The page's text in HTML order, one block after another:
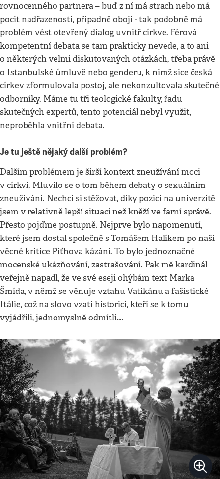
rovnocenného partnera – buď z ní má strach nebo má
pocit nadřazenosti, případně obojí - tak podobně má
problém vést otevřený dialog uvnitř církve. Férová
kompetentní debata se tam prakticky nevede, a to ani
o některých velmi diskutovaných otázkách, třeba právě
o Istanbulské úmluvě nebo genderu, k nimž sice česká
církev zformulovala postoj, ale nekonzultovala skutečné
odborníky. Máme tu tři teologické fakulty, řadu
skutečných expertů, tento potenciál nebyl využit,
neproběhla vnitřní debata.
Je tu ještě nějaký další problém?
Dalším problémem je širší kontext zneužívání moci
v církvi. Mluvilo se o tom během debaty o sexuálním
zneužívání. Nechci si stěžovat, díky pozici na univerzitě
jsem v relativně lepší situaci než kněží ve farní správě.
Přesto pojďme postupně. Nejprve bylo napomenutí,
které jsem dostal společně s Tomášem Halíkem po naší
věcné kritice Piťhova kázání. To bylo jednoznačné
mocenské ukázňování, zastrašování. Pak mě kardinál
veřejně napadl, že ve své eseji ohýbám text Marka
Šmída, v němž se věnuje vztahu Vatikánu a fašistické
Itálie, což na slovo vzatí historici, kteří se k tomu
vyjádřili, jednomyslně odmítli….